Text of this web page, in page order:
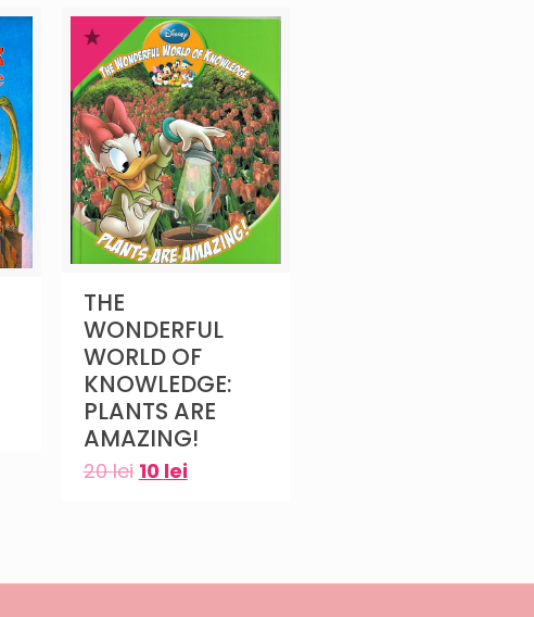
THE
WONDERFUL
WORLD OF
KNOWLEDGE:
PLANTS ARE
AMAZING!
20lei 10 lei